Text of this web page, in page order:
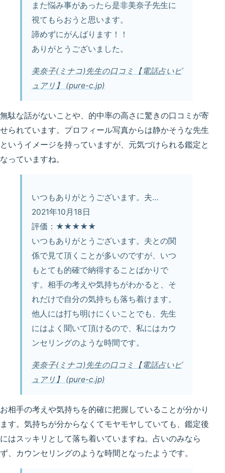
また悩み事があったら是非美奈子先生に
視てもらおうと思います。
諦めずにがんばります！！
ありがとうございました。
美奈子(ミナコ)先生の口コミ【電話占いピ
ュアリ】 (pure-c.jp)
無駄な話がないことや、的中率の高さに驚きの口コミが寄
せられています。プロフィール写真からは静かそうな先生
というイメージを持っていますが、元気づけられる鑑定と
なっていますね。
いつもありがとうございます。夫…
2021年10月18日
評価：★★★★★
いつもありがとうございます。夫との関
係で見て頂くことが多いのですが、いつ
もとても的確で納得することばかりで
す。相手の考えや気持ちがわかると、そ
れだけで自分の気持ちも落ち着けます。
他人には打ち明けにくいことでも、先生
にはよく聞いて頂けるので、私にはカウ
ンセリングのような時間です。
美奈子(ミナコ)先生の口コミ【電話占いピ
ュアリ】 (pure-c.jp)
お相手の考えや気持ちを的確に把握していることが分かり
ます。気持ちが分からなくてモヤモヤしていても、鑑定後
にはスッキリとして落ち着いていますね。占いのみなら
ず、カウンセリングのような時間となったようです。